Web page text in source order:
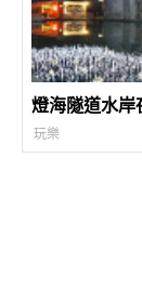
燈海隧道水岸
玩樂